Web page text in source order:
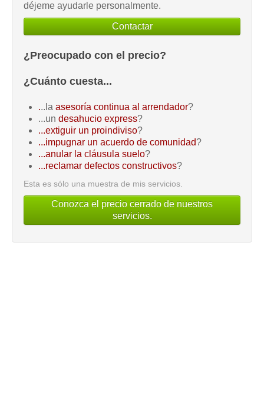
déjeme ayudarle personalmente.
Contactar
¿Preocupado con el precio?
¿Cuánto cuesta...
...la asesoría continua al arrendador?
...un desahucio express?
...extiguir un proindiviso?
...impugnar un acuerdo de comunidad?
...anular la cláusula suelo?
...reclamar defectos constructivos?
Esta es sólo una muestra de mis servicios.
Conozca el precio cerrado de nuestros
servicios.